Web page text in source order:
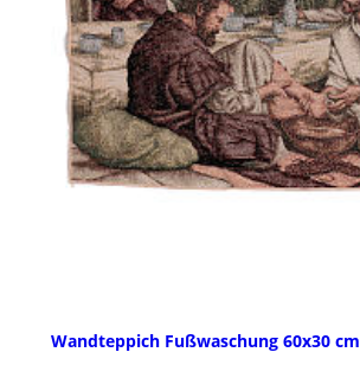
Wandteppich Fußwaschung 60x30 cm